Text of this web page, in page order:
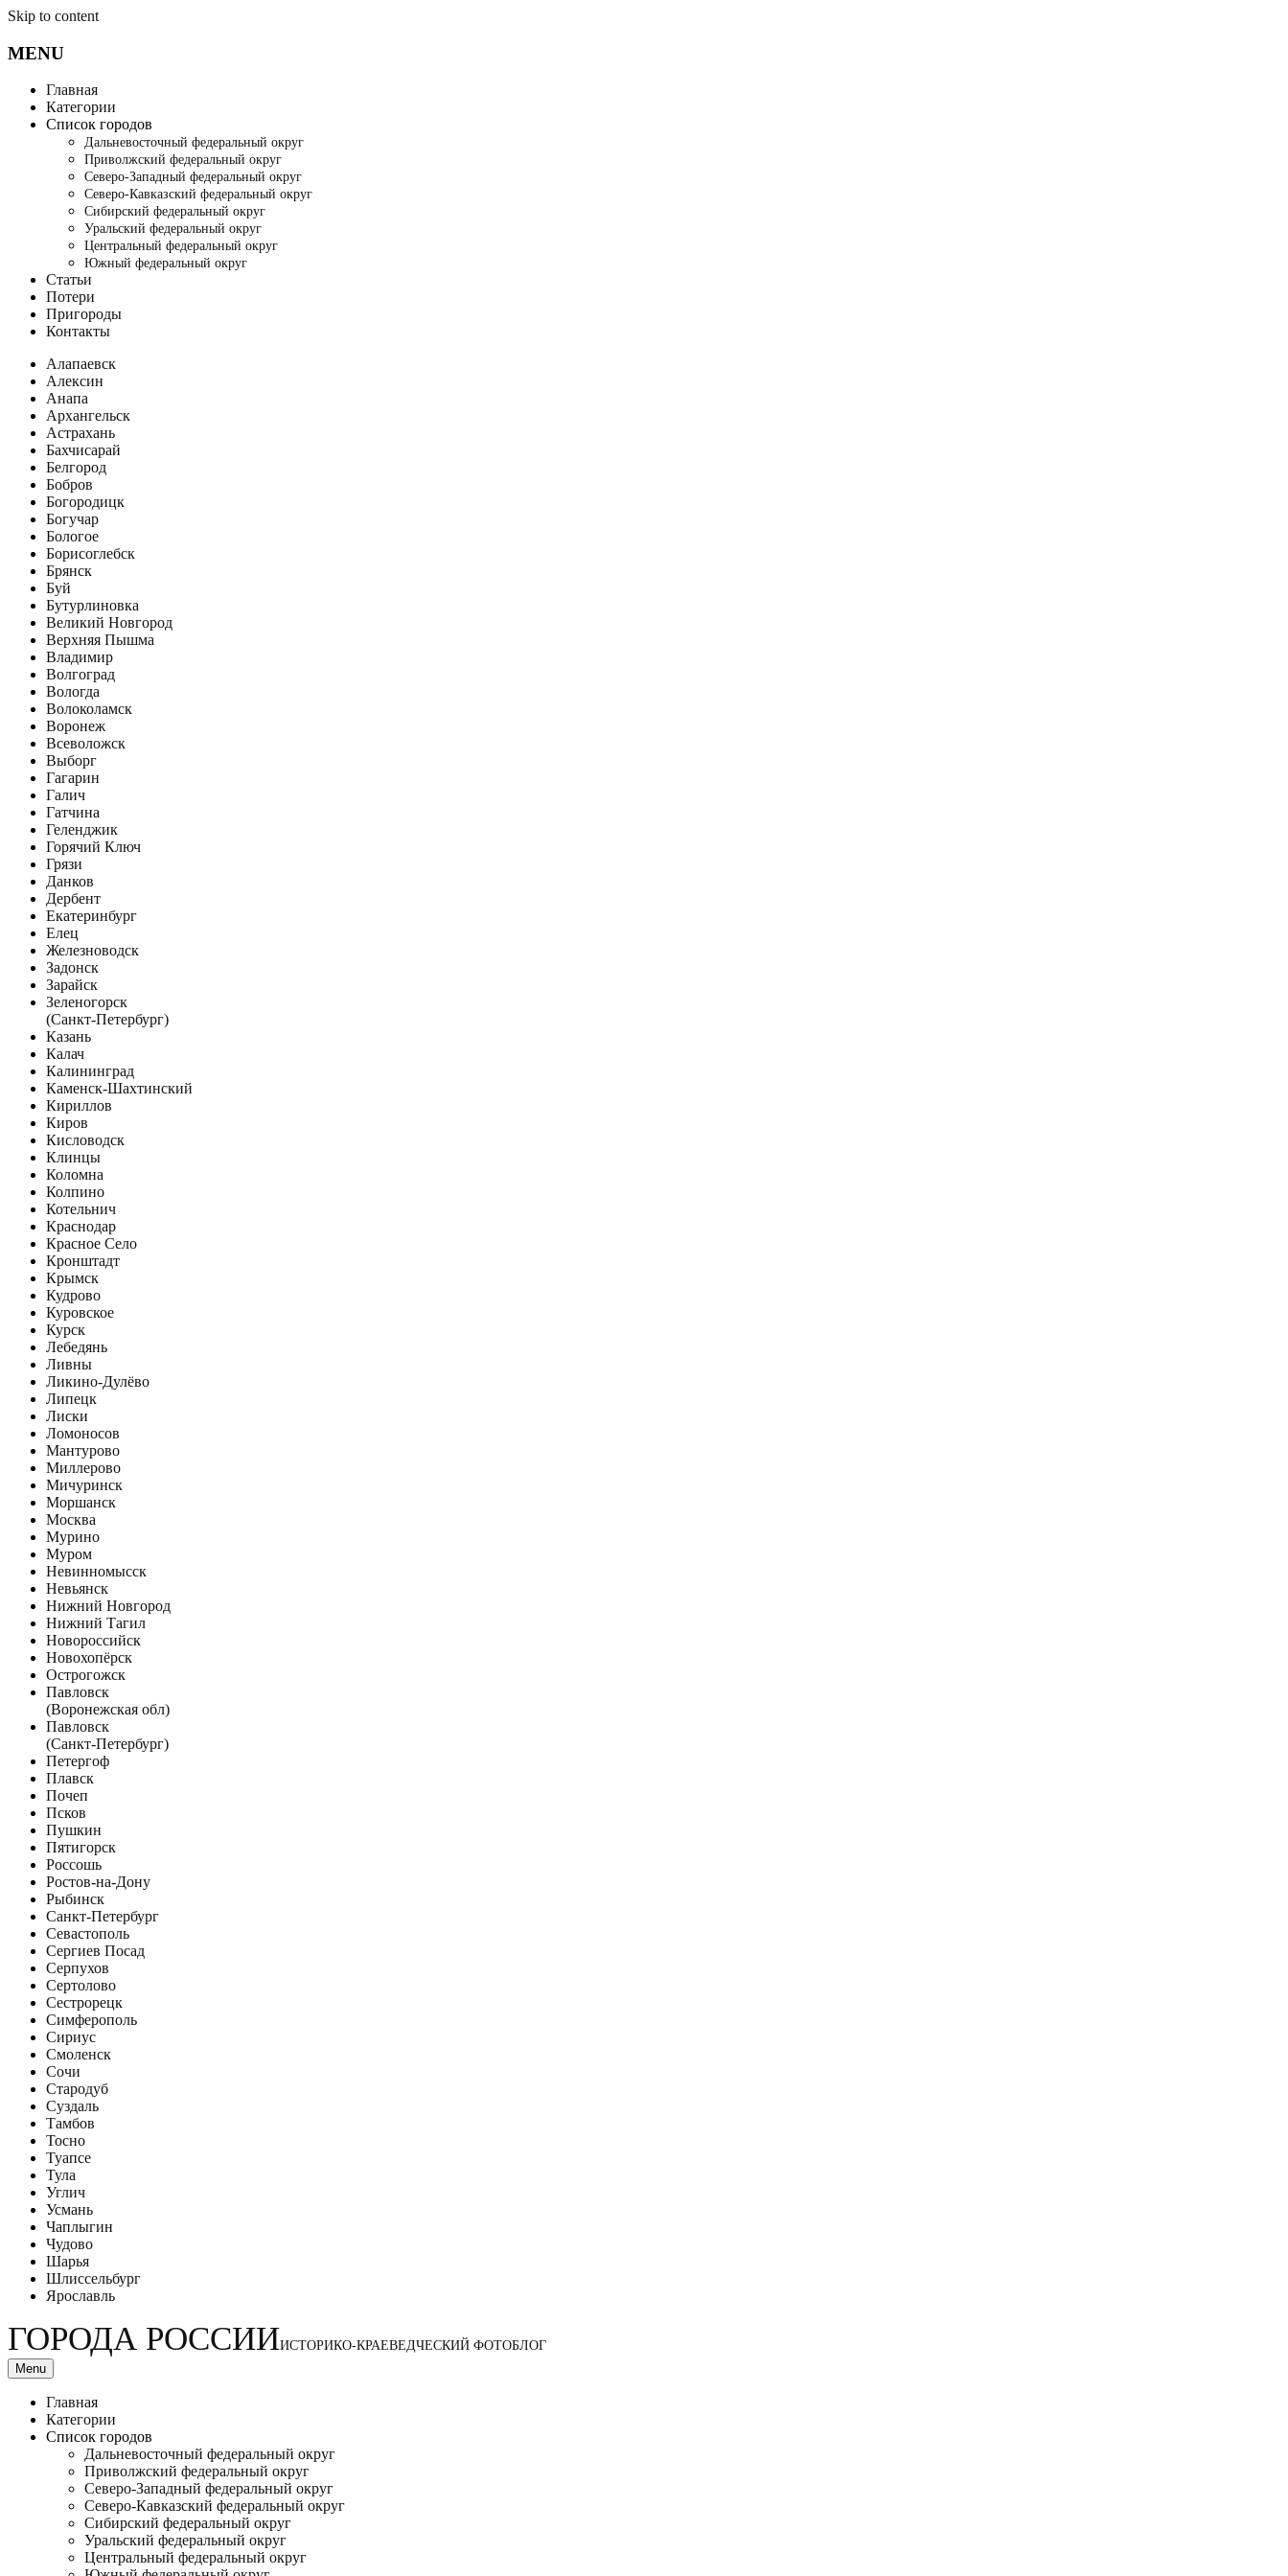
Skip to content
MENU
Главная
Категории
Список городов
Дальневосточный федеральный округ
Приволжский федеральный округ
Северо-Западный федеральный округ
Северо-Кавказский федеральный округ
Сибирский федеральный округ
Уральский федеральный округ
Центральный федеральный округ
Южный федеральный округ
Статьи
Потери
Пригороды
Контакты
Алапаевск
Алексин
Анапа
Архангельск
Астрахань
Бахчисарай
Белгород
Бобров
Богородицк
Богучар
Бологое
Борисоглебск
Брянск
Буй
Бутурлиновка
Великий Новгород
Верхняя Пышма
Владимир
Волгоград
Вологда
Волоколамск
Воронеж
Всеволожск
Выборг
Гагарин
Галич
Гатчина
Геленджик
Горячий Ключ
Грязи
Данков
Дербент
Екатеринбург
Елец
Железноводск
Задонск
Зарайск
Зеленогорск
(Санкт-Петербург)
Казань
Калач
Калининград
Каменск-Шахтинский
Кириллов
Киров
Кисловодск
Клинцы
Коломна
Колпино
Котельнич
Краснодар
Красное Село
Кронштадт
Крымск
Кудрово
Куровское
Курск
Лебедянь
Ливны
Ликино-Дулёво
Липецк
Лиски
Ломоносов
Мантурово
Миллерово
Мичуринск
Моршанск
Москва
Мурино
Муром
Невинномысск
Невьянск
Нижний Новгород
Нижний Тагил
Новороссийск
Новохопёрск
Острогожск
Павловск
(Воронежская обл)
Павловск
(Санкт-Петербург)
Петергоф
Плавск
Почеп
Псков
Пушкин
Пятигорск
Россошь
Ростов-на-Дону
Рыбинск
Санкт-Петербург
Севастополь
Сергиев Посад
Серпухов
Сертолово
Сестрорецк
Симферополь
Сириус
Смоленск
Сочи
Стародуб
Суздаль
Тамбов
Тосно
Туапсе
Тула
Углич
Усмань
Чаплыгин
Чудово
Шарья
Шлиссельбург
Ярославль
ГОРОДА РОССИИИСТОРИКО-КРАЕВЕДЧЕСКИЙ ФОТОБЛОГ
Menu
Главная
Категории
Список городов
Дальневосточный федеральный округ
Приволжский федеральный округ
Северо-Западный федеральный округ
Северо-Кавказский федеральный округ
Сибирский федеральный округ
Уральский федеральный округ
Центральный федеральный округ